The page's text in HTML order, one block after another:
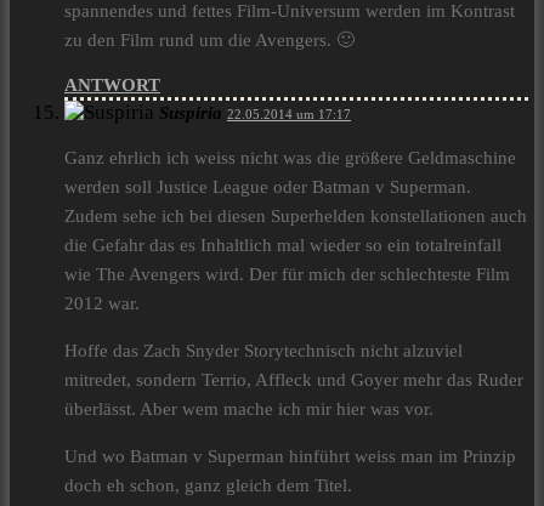
spannendes und fettes Film-Universum werden im Kontrast
zu den Film rund um die Avengers. 🙂
ANTWORT
Suspiria 22.05.2014 um 17:17
Ganz ehrlich ich weiss nicht was die größere Geldmaschine
werden soll Justice League oder Batman v Superman.
Zudem sehe ich bei diesen Superhelden konstellationen auch
die Gefahr das es Inhaltlich mal wieder so ein totalreinfall
wie The Avengers wird. Der für mich der schlechteste Film
2012 war.
Hoffe das Zach Snyder Storytechnisch nicht alzuviel
mitredet, sondern Terrio, Affleck und Goyer mehr das Ruder
überlässt. Aber wem mache ich mir hier was vor.
Und wo Batman v Superman hinführt weiss man im Prinzip
doch eh schon, ganz gleich dem Titel.